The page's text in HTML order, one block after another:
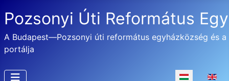
Pozsonyi Úti Református
A Budapest—Pozsonyi úti református egyházközség és a
portálja
Válasszon